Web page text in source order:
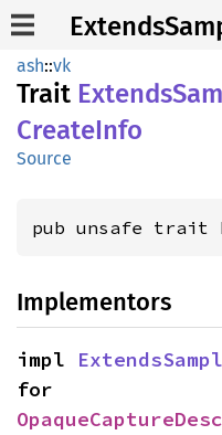
ash::vk
Trait Extends
CreateInfo
Source
pub unsafe trait
Implementors
impl